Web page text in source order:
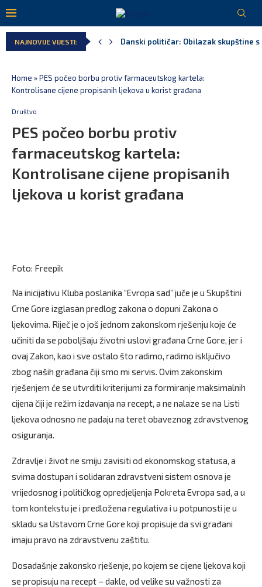
NAJNOVIJE VIJESTI:
Kljajić obmanuo javnost: ASK nije
Home »PES počeo borbu protiv farmaceutskog kartela:
Kontrolisane cijene propisanih ljekova u korist građana
Društvo
PES počeo borbu protiv
farmaceutskog kartela:
Kontrolisane cijene propisanih
ljekova u korist građana
Foto: Freepik
Na inicijativu Kluba poslanika “Evropa sad” juče je u Skupštini
Crne Gore izglasan predlog zakona o dopuni Zakona o
ljekovima. Riječ je o još jednom zakonskom rješenju koje će
učiniti da se poboljšaju životni uslovi građana Crne Gore, jer i
ovaj Zakon, kao i sve ostalo što radimo, radimo isključivo
zbog naših građana čiji smo mi servis. Ovim zakonskim
rješenjem će se utvrditi kriterijumi za formiranje maksimalnih
cijena čiji je režim izdavanja na recept, a ne nalaze se na Listi
ljekova odnosno ne padaju na teret obaveznog zdravstvenog
osiguranja.
Zdravlje i život ne smiju zavisiti od ekonomskog statusa, a
svima dostupan i solidaran zdravstveni sistem osnova je
vrijedosnog i političkog opredjeljenja Pokreta Evropa sad, a u
tom kontekstu je i predložena regulativa i u potpunosti je u
skladu sa Ustavom Crne Gore koji propisuje da svi građani
imaju pravo na zdravstvenu zaštitu.
Dosadašnje zakonsko rješenje, po kojem se cijene ljekova koji
se propisuju na recept – dakle, od velike su važnosti za